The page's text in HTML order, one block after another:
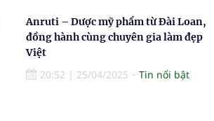
Anruti – Dược mỹ phẩm từ Đài Loan,
đồng hành cùng chuyên gia làm đẹp
Việt
20:52 | 25/04/2025 Tin nổi bật